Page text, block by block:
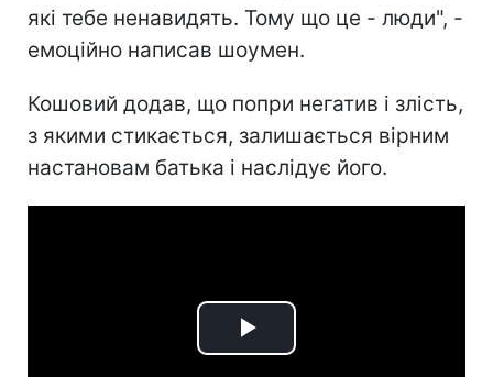
які тебе ненавидять. Тому що це - люди", -
емоційно написав шоумен.
Кошовий додав, що попри негатив і злість,
з якими стикається, залишається вірним
настановам батька і наслідує його.
Play